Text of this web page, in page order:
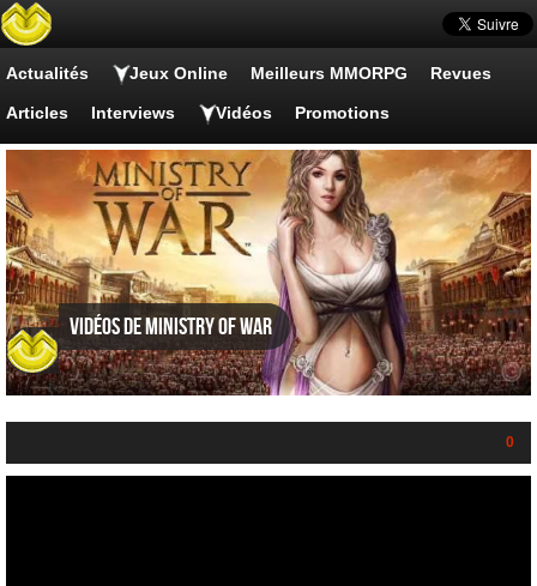
Actualités Jeux Online Meilleurs MMORPG Revues
Articles Interviews Vidéos Promotions
Vidéos de Ministry of War
0